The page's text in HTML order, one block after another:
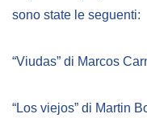
sono state le seguenti:
“Viudas” di Marcos
“Los viejos” di Martin B